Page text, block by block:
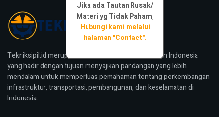
Tekniksipil.id merupakan media konstruksi bangunan Indonesia
yang hadir dengan tujuan menyajikan pandangan yang lebih
mendalam untuk memperluas pemahaman tentang perkembangan
infrastruktur, transportasi, pembangunan, dan keselamatan di
Indonesia.
Jika ada Tautan Rusak/
Materi yg Tidak Paham,
Hubungi kami melalui
halaman "Contact".